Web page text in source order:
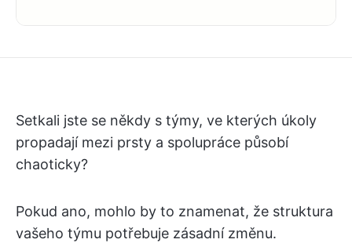
Setkali jste se někdy s týmy, ve kterých úkoly
propadají mezi prsty a spolupráce působí
chaoticky?
Pokud ano, mohlo by to znamenat, že struktura
vašeho týmu potřebuje zásadní změnu.